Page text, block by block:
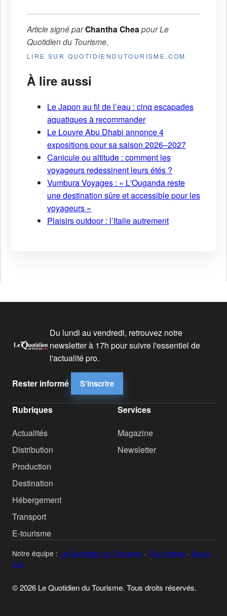
Article signé parChantha Chea pourLe
Quotidien du Tourisme.
LIRE SUR QUOTIDIENDUTOURISME.COM
À lire aussi
Le Japon au fil de l’eau : cinq escapades
aquatiques à recommander
Le Louvre Abu Dhabi annonce 4
expositions pour sa saison 2026–2027
Canicule ou altitude : comment les
voyageurs redessinent leurs étés ?
Vumbura Voyages : « L'Ouganda reste
une destination sûre et accessible pour les
voyageurs »
Plaisirs outdoor : l’Italie autrement
Du lundi au vendredi, retrouvez notre
newsletter à 17h pour suivre l'essentiel de
l'actualité pro.
Rester informé S'inscrire
Rubriques
Actualités
Distribution
Production
Destination
Hébergement
Transport
E-tourisme
Services
Magazine
Newsletter
Notre équipe : Le Quotidien du Tourisme · Tour Hebdo · Bus &
Car
© 2026 Le Quotidien du Tourisme. Tous droits réservés.